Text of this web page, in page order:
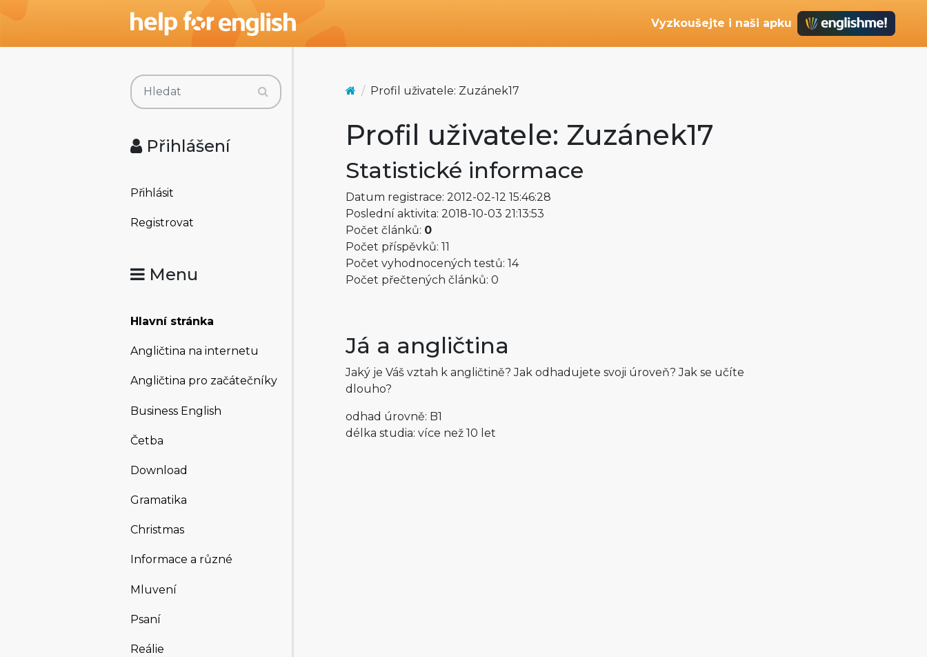
Vyzkoušejte i naši apku
Přihlášení
Přihlásit
Registrovat
Menu
Hlavní stránka
Angličtina na internetu
Angličtina pro začátečníky
Business English
Četba
Download
Gramatika
Christmas
Informace a různé
Mluvení
Psaní
Reálie
Profil uživatele: Zuzánek17
Profil uživatele: Zuzánek17
Statistické informace
Datum registrace: 2012-02-12 15:46:28
Poslední aktivita: 2018-10-03 21:13:53
Počet článků: 0
Počet příspěvků: 11
Počet vyhodnocených testů: 14
Počet přečtených článků: 0
Já a angličtina
Jaký je Váš vztah k angličtině? Jak odhadujete svoji úroveň? Jak se učíte
dlouho?
odhad úrovně: B1
délka studia: více než 10 let